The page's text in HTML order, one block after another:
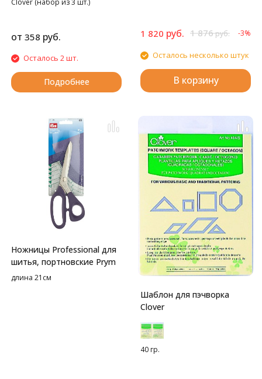
Clover (набор из 3 шт.)
от 358 руб.
Осталось 2 шт.
Подробнее
1 820 руб. 1 876руб. -3%
Осталось несколько штук
В корзину
Ножницы Professional для
шитья, портновские Prym
длина 21см
Шаблон для пэчворка
Clover
40 гр.